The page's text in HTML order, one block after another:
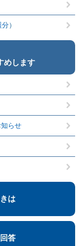
）
めします
らせ
は
答